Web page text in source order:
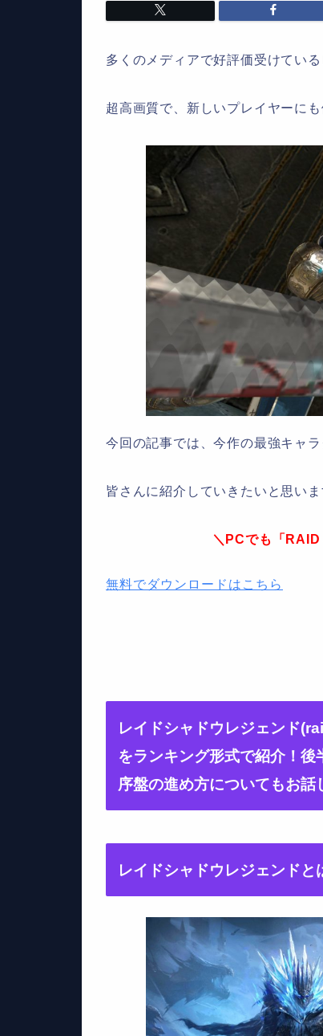
多くのメディアで好評価受けてい
超高画質で、新しいプレイヤーに
今回の記事では、今作の最強キャ
皆さんに紹介していきたいと思いま
＼PCでも「
無料でダウンロードはこちら
レイドシャドウレジェンド
をランキング形式で紹介！
序盤の進め方についてもお話
レイドシャドウレジェンドと